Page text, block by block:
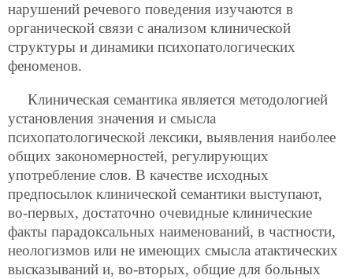
нарушений речевого поведения изучаются в
органической связи с анализом клинической
структуры и динамики психопатологических
феноменов.
Клиническая семантика является методологией
установления значения и смысла
психопатологической лексики, выявления наиболее
общих закономерностей, регулирующих
употребление слов. В качестве исходных
предпосылок клинической семантики выступают,
во-первых, достаточно очевидные клинические
факты парадоксальных наименований, в частности,
неологизмов или не имеющих смысла атактических
высказываний и, во-вторых, общие для больных